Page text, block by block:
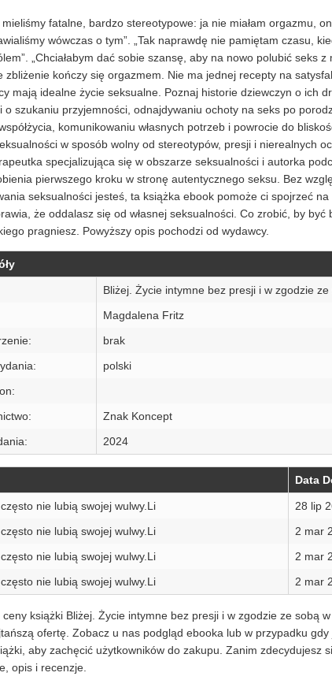
mieliśmy fatalne, bardzo stereotypowe: ja nie miałam orgazmu,
wówczas o tym”. „Tak naprawdę nie pamiętam czasu,
„Chciałabym dać sobie szansę, aby na nowo polubić seks
zbliżenie kończy się orgazmem. Nie ma jednej recepty na
mają idealne życie seksualne. Poznaj historie dziewczyn o ich
o szukaniu przyjemności, odnajdywaniu ochoty na seks po
komunikowaniu własnych potrzeb i powrocie do
w sposób wolny od stereotypów, presji i nierealnych
specjalizująca się w obszarze seksualności i autorka
pierwszego kroku w stronę autentycznego seksu. Bez
seksualności jesteś, ta książka ebook pomoże ci spojrzeć na
że oddalasz się od własnej seksualności. Co zrobić, by być
pragniesz. Powyższy opis pochodzi od wydawcy.
Bliżej. Życie intymne bez presji i w zgodzie ze
Magdalena Fritz
brak
polski
Znak Koncept
2024
Data
nie lubią swojej wulwy.Li 28 lip
nie lubią swojej wulwy.Li
2 mar
nie lubią swojej wulwy.Li
2 mar
nie lubią swojej wulwy.Li
2 mar
ceny książki Bliżej. Życie intymne bez presji i w zgodzie ze sobą
ofertę. Zobacz u nas podgląd ebooka lub w przypadku
aby zachęcić użytkowników do zakupu. Zanim zdecydujesz
opis i recenzje.